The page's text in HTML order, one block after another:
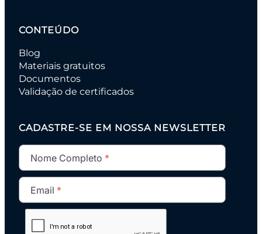
CONTEÚDO
Blog
Materiais gratuitos
Documentos
Validação de certificados
CADASTRE-SE EM NOSSA NEWSLETTER
Nome Completo
Email